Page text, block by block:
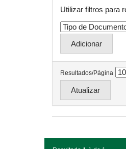
Utilizar filtros para
Resultados/Página